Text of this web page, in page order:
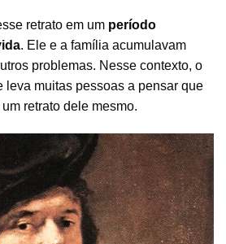
retrato em um período
. Ele e a família acumulavam
problemas. Nesse contexto, o
leva muitas pessoas a pensar que
retrato dele mesmo.